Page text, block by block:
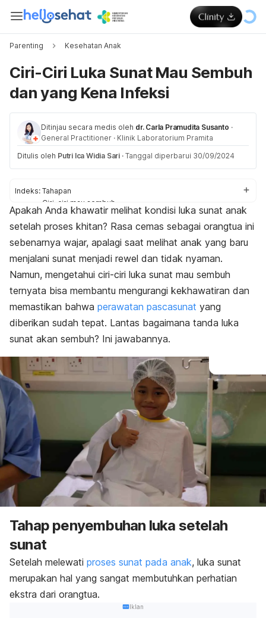
Parenting Kesehatan Anak
Ciri-Ciri Luka Sunat Mau Sembuh
dan yang Kena Infeksi
Ditinjau secara medis oleh dr. Carla Pramudita Susanto ·
General Practitioner · Klinik Laboratorium Pramita
Ditulis oleh Putri Ica Widia Sari · Tanggal diperbarui 30/09/2024
Indeks: Tahapan
Ciri-ciri mau sembuh
Ciri-ciri yang infeksi
Apakah Anda khawatir melihat kondisi luka sunat anak
setelah proses khitan? Rasa cemas sebagai orangtua ini
sebenarnya wajar, apalagi saat melihat anak yang baru
menjalani sunat menjadi rewel dan tidak nyaman.
Namun, mengetahui ciri-ciri luka sunat mau sembuh
ternyata bisa membantu mengurangi kekhawatiran dan
memastikan bahwa perawatan pascasunat yang
diberikan sudah tepat. Lantas bagaimana tanda luka
sunat akan sembuh? Ini jawabannya.
Tahap penyembuhan luka setelah
sunat
Setelah melewati proses sunat pada anak, luka sunat
merupakan hal yang sangat membutuhkan perhatian
ekstra dari orangtua.
Iklan